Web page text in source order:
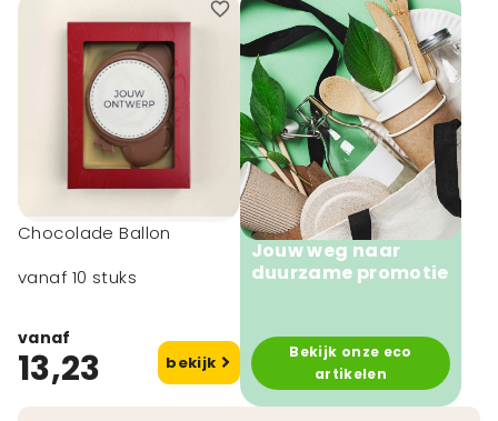
Chocolade Ballon
vanaf 10 stuks
vanaf
13,23 bekijk
Jouw weg naar
duurzame promotie
Bekijk onze eco
artikelen